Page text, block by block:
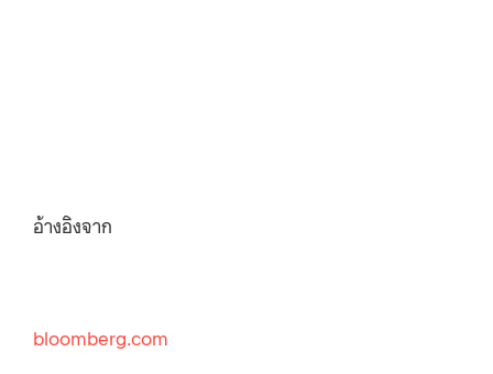
อ้างอิงจาก
bloomberg.com